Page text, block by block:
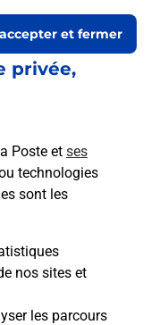
privée,
Poste et ses
technologies
sont les
nos sites et
les parcours
et fermer
un
t-elle
?